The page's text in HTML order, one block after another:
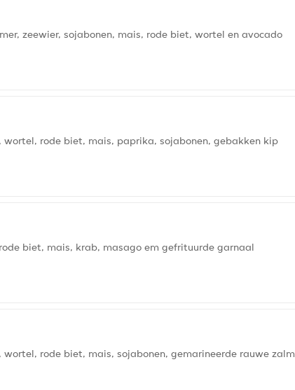
zeewier, sojabonen, mais, rode biet, wortel en avocado
wortel, rode biet, mais, paprika, sojabonen, gebakken kip
biet, mais, krab, masago em gefrituurde garnaal
rode biet, mais, sojabonen, gemarineerde rauwe zalm